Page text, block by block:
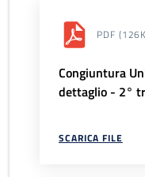
PDF
Congiuntura
dettaglio - 2°
SCARICA FILE